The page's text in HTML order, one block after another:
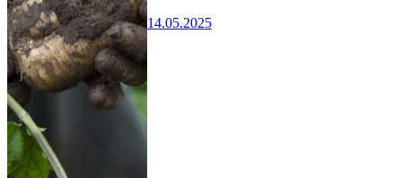
14.05.2025